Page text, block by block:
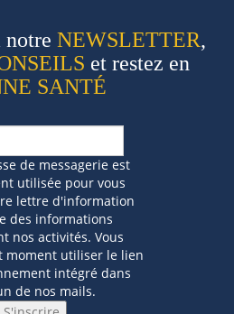
notre NEWSLETTER,
et restez en
SANTÉ
de messagerie est
utilisée pour vous
lettre d'information
des informations
nos activités. Vous
moment utiliser le lien
intégré dans
de nos mails.